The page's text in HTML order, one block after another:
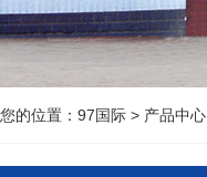
您的位置： 97国际 > 产品中心